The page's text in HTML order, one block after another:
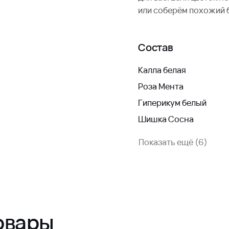
или соберём похожий
Состав
Калла белая
Роза Мента
Гиперикум белый
Шишка Сосна
Показать ещё (6)